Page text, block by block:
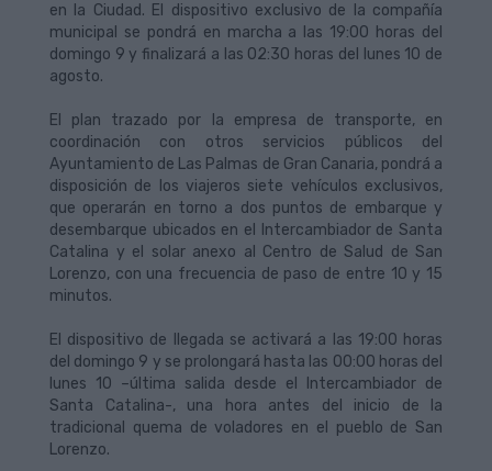
en la Ciudad. El dispositivo exclusivo de la compañía
municipal se pondrá en marcha a las 19:00 horas del
domingo 9 y finalizará a las 02:30 horas del lunes 10 de
agosto.
El plan trazado por la empresa de transporte, en
coordinación con otros servicios públicos del
Ayuntamiento de Las Palmas de Gran Canaria, pondrá a
disposición de los viajeros siete vehículos exclusivos,
que operarán en torno a dos puntos de embarque y
desembarque ubicados en el Intercambiador de Santa
Catalina y el solar anexo al Centro de Salud de San
Lorenzo, con una frecuencia de paso de entre 10 y 15
minutos.
El dispositivo de llegada se activará a las 19:00 horas
del domingo 9 y se prolongará hasta las 00:00 horas del
lunes 10 –última salida desde el Intercambiador de
Santa Catalina-, una hora antes del inicio de la
tradicional quema de voladores en el pueblo de San
Lorenzo.